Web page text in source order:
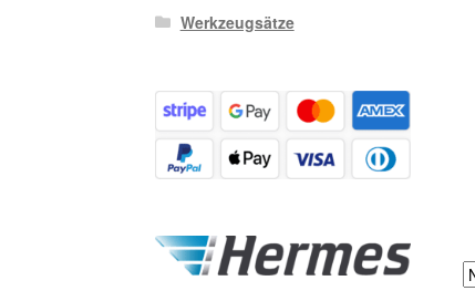
Werkzeugsätze